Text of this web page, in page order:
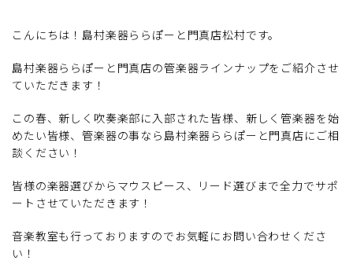
こんにちは！島村楽器ららぽーと門真店松村です。
島村楽器ららぽーと門真店の管楽器ラインナップをご紹介させ
ていただきます！
この春、新しく吹奏楽部に入部された皆様、新しく管楽器を始
めたい皆様、管楽器の事なら島村楽器ららぽーと門真店にご相
談ください！
皆様の楽器選びからマウスピース、リード選びまで全力でサポ
ートさせていただきます！
音楽教室も行っておりますのでお気軽にお問い合わせくださ
い！